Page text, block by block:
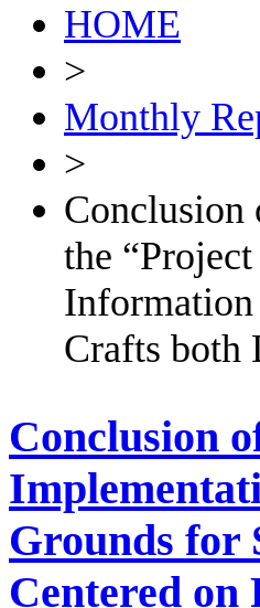
HOME
>
Monthly
>
Conclusion
the
Information
Crafts both
Conclusion
Grounds for
Centered